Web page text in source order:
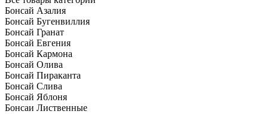
Бонсай Азалия
Бонсай Бугенвиллия
Бонсай Гранат
Бонсай Евгения
Бонсай Кармона
Бонсай Олива
Бонсай Пираканта
Бонсай Слива
Бонсай Яблоня
Бонсаи Лиственные